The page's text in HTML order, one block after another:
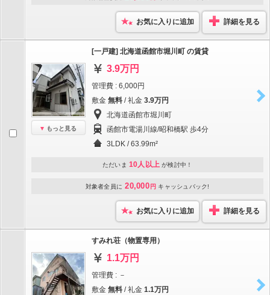
お気に入りに追加 詳細を見る
もっと見る
[一戸建] 北海道函館市堀川町 の賃貸
3.9万円
管理費 : 6,000円
敷金 無料 / 礼金 3.9万円
北海道函館市堀川町
函館市電湯川線/昭和橋駅 歩4分
3LDK / 63.99m²
ただいま 10人以上 が検討中！
対象者全員に 20,000 円 キャッシュバック!
お気に入りに追加 詳細を見る
すみれ荘（物置専用）
1.1万円
管理費 : －
敷金 無料 / 礼金 1.1万円